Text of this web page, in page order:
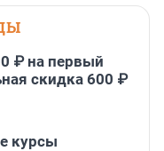
₽ на первый
скидка 600 ₽
курсы